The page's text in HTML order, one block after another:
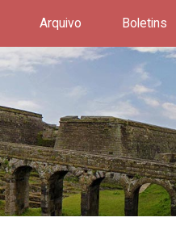
Arquivo Boletins